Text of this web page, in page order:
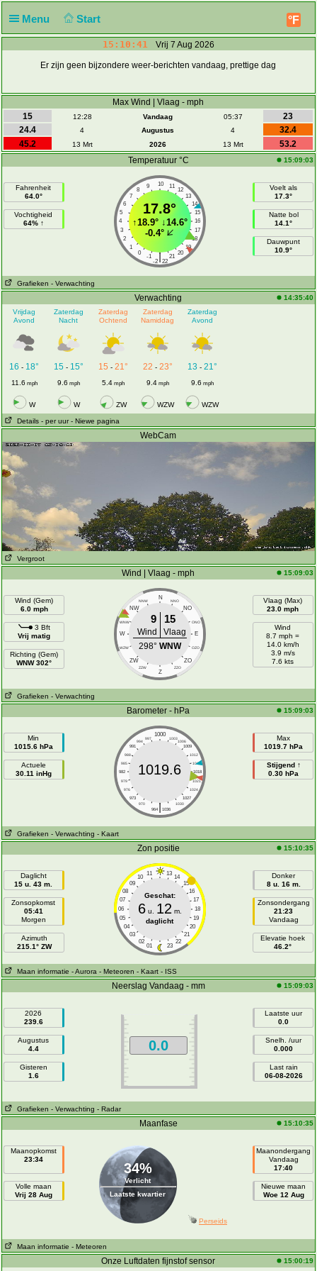
Menu Start °F
15:10:41 Vrij 7 Aug 2026
Er zijn geen bijzondere weer-berichten vandaag, prettige dag
Max Wind | Vlaag - mph
15
12:28 Vandaag 05:37
23
24.4
4 Augustus 4
32.4
45.2
13 Mrt 2026 13 Mrt
53.2
Temperatuur °C
15:09:03
Fahrenheit
64.0°
Vochtigheid
64% ↑
10
9 11
8
12
7
13
6
14
5
15
4
16
3
17
2
18
1
19
0
20
-1 21
|
-2 22
17.8°
↑18.9°↓14.6°
-0.4°
Voelt als
17.3°
Natte bol
14.1°
Dauwpunt
10.9°
Grafieken - Verwachting
Verwachting
14:35:40
Vrijdag
Avond
Zaterdag
Nacht
Zaterdag
Ochtend
Zaterdag
Namiddag
Zaterdag
Avond
16 - 18° 15- 15° 15 - 21° 22 - 23° 13 - 21°
11.6 mph 9.6 mph 5.4mph 9.4mph 9.6 mph
W W ZW WZW WZW
Details - per uur - Niewe pagina
WebCam
Vergroot
Wind | Vlaag - mph 15:09:03
Wind (Gem)
6.0 mph
3 Bft
Vrij matig
Richting (Gem)
WNW 302°
N
NNW NNO
NW NO
WNW ONO
W E
WZW OZO
ZW ZO
ZZW ZZO
Z
9 15
Wind
Vlaag
298° WNW
Vlaag (Max)
23.0 mph
Wind
8.7 mph =
14.0 km/h
3.9 m/s
7.6 kts
Grafieken - Verwachting
Barometer - hPa 15:09:03
Min
1015.6 hPa
Actuele
30.11 inHg
1000
997 1003
994
1006
991
1009
988
1012
985
1015
982
1018
979
1021
976
1024
973
1027
970
1030
|
964 1036
1019.6
Max
1019.7 hPa
Stijgend ↑
0.30 hPa
Grafieken - Verwachting - Kaart
Zon positie 15:10:35
Daglicht
15 u. 43 m.
Zonsopkomst
05:41
Morgen
Azimuth
215.1° ZW
11 13
10
14
09
15
08
16
07
17
06
18
05
19
04
20
03
21
02
22
01 23
Geschat:
6u. 12 m.
daglicht
Donker
8 u. 16 m.
Zonsondergang
21:23
Vandaag
Elevatie hoek
46.2°
Maan informatie - Aurora - Meteoren - Kaart - ISS
Neerslag Vandaag - mm 15:09:03
2026
239.6
Augustus
4.4
Gisteren
1.6
0.0
Laatste uur
0.0
Snelh. /uur
0.000
Last rain
06-08-2026
Grafieken - Verwachting - Radar
Maanfase 15:10:35
Maanopkomst
23:34
Volle maan
Vrij 28 Aug
34%
Verlicht
Laatste kwartier
Maanondergang
Vandaag
17:40
Nieuwe maan
Woe 12 Aug
Perseids
Maan informatie - Meteoren
Onze Luftdaten fijnstof sensor 15:00:19